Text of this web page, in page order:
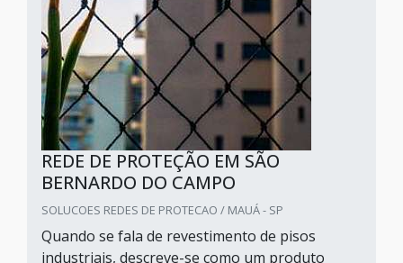
REDE DE PROTEÇÃO EM SÃO
BERNARDO DO CAMPO
SOLUCOES REDES DE PROTECAO / MAUÁ - SP
Quando se fala de revestimento de pisos
industriais, descreve-se como um produto